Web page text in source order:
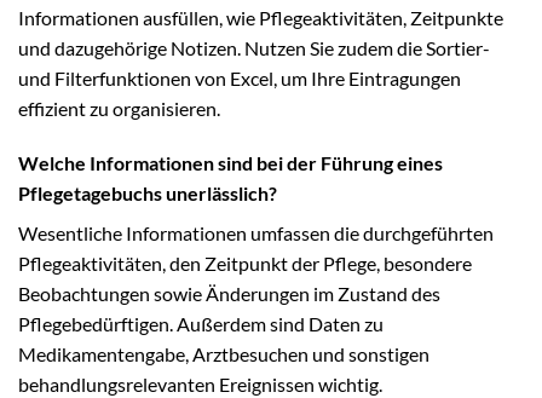
Informationen ausfüllen, wie Pflegeaktivitäten, Zeitpunkte
und dazugehörige Notizen. Nutzen Sie zudem die Sortier-
und Filterfunktionen von Excel, um Ihre Eintragungen
effizient zu organisieren.
Welche Informationen sind bei der Führung eines
Pflegetagebuchs unerlässlich?
Wesentliche Informationen umfassen die durchgeführten
Pflegeaktivitäten, den Zeitpunkt der Pflege, besondere
Beobachtungen sowie Änderungen im Zustand des
Pflegebedürftigen. Außerdem sind Daten zu
Medikamentengabe, Arztbesuchen und sonstigen
behandlungsrelevanten Ereignissen wichtig.